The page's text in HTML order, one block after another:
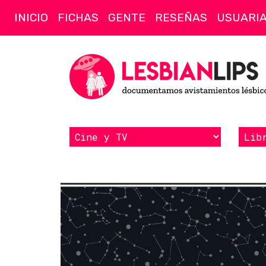
INICIO FICHAS GENTE RESEÑAS